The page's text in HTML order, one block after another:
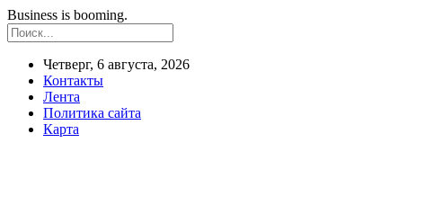
Business is booming.
Четверг, 6 августа, 2026
Контакты
Лента
Политика сайта
Карта